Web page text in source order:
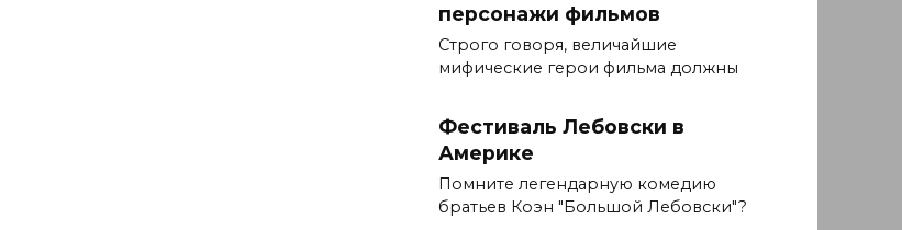
персонажи фильмов
Строго говоря, величайшие
мифические герои фильма должны
Фестиваль Лебовски в
Америке
Помните легендарную комедию
братьев Коэн "Большой Лебовски"?